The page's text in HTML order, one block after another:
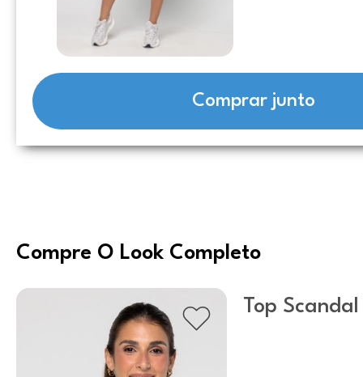
Comprar junto
Compre O Look Completo
Top